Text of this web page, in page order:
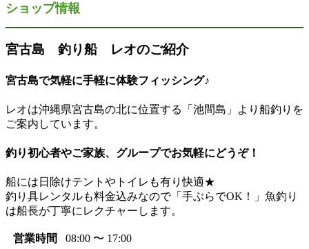
ショップ情報
宮古島 釣り船 レオのご紹介
宮古島で気軽に手軽に体験フィッシング♪
レオは沖縄県宮古島の北に位置する「池間島」より船釣りを
ご案内しています。
釣り初心者やご家族、グループでお気軽にどうぞ！
船には日除けテントやトイレも有り快適★
釣り具レンタルも料金込みなので「手ぶらでOK！」魚釣り
は船長が丁寧にレクチャーします。
営業時間
08:00 〜 17:00